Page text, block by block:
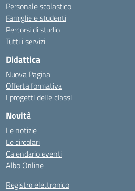
Personale scolastico
Famiglie e studenti
Percorsi di studio
Tutti i servizi
Didattica
Nuova Pagina
Offerta formativa
I progetti delle classi
Novità
Le notizie
Le circolari
Calendario eventi
Albo Online
Registro elettronico